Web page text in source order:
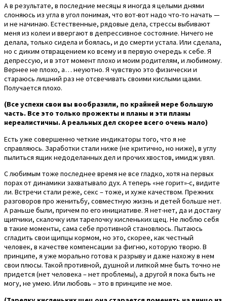
А в результате, в последние месяцы я иногда я целыми днями
слоняюсь из угла в угол понимая, что вот-вот надо что-то начать —
и не начинаю. Естественные, рядовые дела, стрессы выбивают
меня из колеи и ввергают в депрессивное состояние. Ничего не
делала, только сидела и боялась, и до смерти устала. Или сделала,
но с диким отвращением ко всему и в первую очередь к себе. Я
депрессую, и в этот момент плохо и моим родителям, и любимому.
Вернее не плохо, а… неуютно. Я чувствую это физически и
стараюсь лишний раз не отсвечивать своими кислыми щами.
Получается плохо.
(Все успехи свои вы вообразили, по крайней мере большую
часть. Все это только прожекты и планы и эти планы
нереалистичны. А реальных дел скорее всего очень мало)
Есть уже совершенно четкие индикаторы того, что я не
справляюсь. Заработки стали ниже (не критично, но ниже), в углу
пылиться ящик недоделанных дел и прочих хвостов, имидж увял.
С любимым тоже последнее время не все гладко, хотя на первых
порах от динамики захватывало дух. А теперь «не горит»-с, видите
ли. Встречи стали реже, секс – тоже, и хуже качеством. Прежних
разговоров про женитьбу, совместную жизнь и детей больше нет.
А раньше были, причем по его инициативе. Я нет-нет, да и достану
щипчики, скалочку или тарелочку кисленьких щец. Не люблю себя
в такие моменты, сама себе противной становлюсь. Пытаюсь
сгладить свои щипцы кормом, но это, скорее, как честный
человек, в качестве компенсации за фигню, которую творю. В
принципе, я уже морально готова к разрыву и даже нахожу в нем
свои плюсы. Такой противной, душной и липкой мне быть точно не
придется (нет человека – нет проблемы), а другой я пока быть не
могу, не умею. Или любовь – это в принципе не мое.